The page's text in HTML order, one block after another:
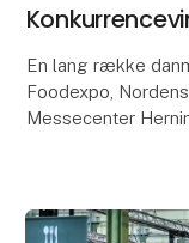
En lang række
Foodexpo,
Messecenter
Søndag 17. marts: